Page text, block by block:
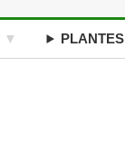
PLANTES